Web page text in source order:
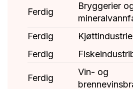
Ferdig
Bryggerier
Ferdig
Ferdig
Ferdig
Vin- og